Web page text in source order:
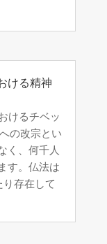
ける精神
けるチベッ
の改宗とい
く、何千人
す。仏法は
存在して